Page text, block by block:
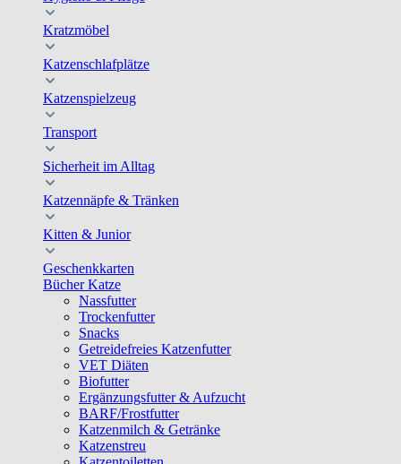
Kratzmöbel
Katzenschlafplätze
Katzenspielzeug
Transport
Sicherheit im Alltag
Katzennäpfe & Tränken
Kitten & Junior
Geschenkkarten
Bücher Katze
Nassfutter
Trockenfutter
Snacks
Getreidefreies Katzenfutter
VET Diäten
Biofutter
Ergänzungsfutter & Aufzucht
BARF/Frostfutter
Katzenmilch & Getränke
Katzenstreu